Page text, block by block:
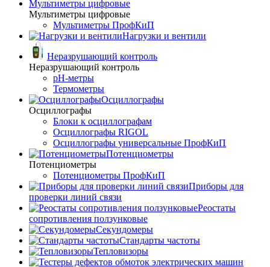
Мультиметры цифровые
Мультиметры цифровые
Мультиметры ПрофКиП
Нагрузки и вентили
Неразрушающий контроль
Неразрушающий контроль
pH-метры
Термометры
Осциллографы
Осциллографы
Блоки к осциллографам
Осциллографы RIGOL
Осциллографы универсальные ПрофКиП
Потенциометры
Потенциометры
Потенциометры ПрофКиП
Приборы для
проверки линий связи
Реостаты
сопротивления ползунковые
Секундомеры
Стандарты частоты
Тепловизоры